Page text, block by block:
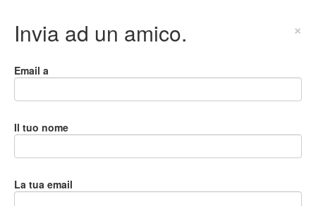
Invia ad un amico. ×
Email a
Il tuo nome
La tua email